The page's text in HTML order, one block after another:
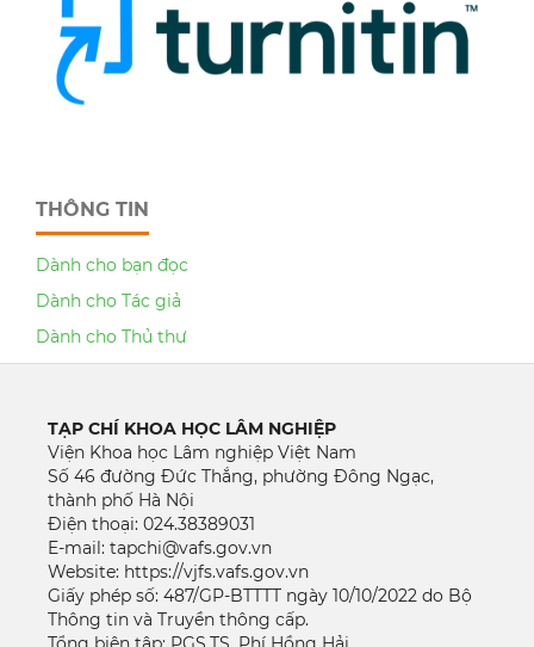
THÔNG TIN
Dành cho bạn đọc
Dành cho Tác giả
Dành cho Thủ thư
TẠP CHÍ KHOA HỌC LÂM NGHIỆP
Viện Khoa học Lâm nghiệp Việt Nam
Số 46 đường Đức Thắng, phường Đông Ngạc,
thành phố Hà Nội
Điện thoại: 024.38389031
E-mail: tapchi@vafs.gov.vn
Website: https://vjfs.vafs.gov.vn
Giấy phép số: 487/GP-BTTTT ngày 10/10/2022 do Bộ
Thông tin và Truyền thông cấp.